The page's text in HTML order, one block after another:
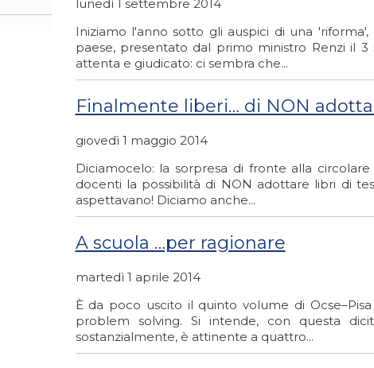
lunedì 1 settembre 2014
Iniziamo l'anno sotto gli auspici di una
paese, presentato dal primo ministro Renzi il
attenta e giudicato: ci sembra che...
Finalmente liberi… di NON
giovedì 1 maggio 2014
Diciamocelo: la sorpresa di fronte alla
docenti la possibilità di NON adottare libri di
aspettavano! Diciamo anche...
A scuola …per ragionare
martedì 1 aprile 2014
È da poco uscito il quinto volume di
problem solving. Si intende, con questa
sostanzialmente, è attinente a quattro...